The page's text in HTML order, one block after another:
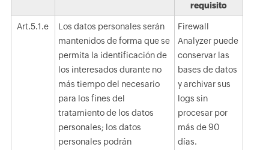
requisito
Art.5.1.e
Los datos personales serán
mantenidos de forma que se
permita la identificación de
los interesados durante no
más tiempo del necesario
para los fines del
tratamiento de los datos
personales; los datos
personales podrán
Firewall
Analyzer puede
conservar las
bases de datos
y archivar sus
logs sin
procesar por
más de 90
días.